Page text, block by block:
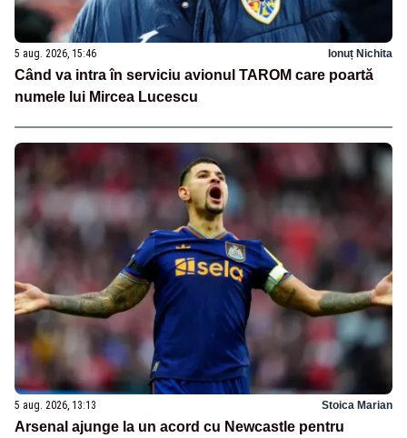
5 aug. 2026, 15:46 Ionuț Nichita
Când va intra în serviciu avionul TAROM care poartă
numele lui Mircea Lucescu
5 aug. 2026, 13:13 Stoica Marian
Arsenal ajunge la un acord cu Newcastle pentru